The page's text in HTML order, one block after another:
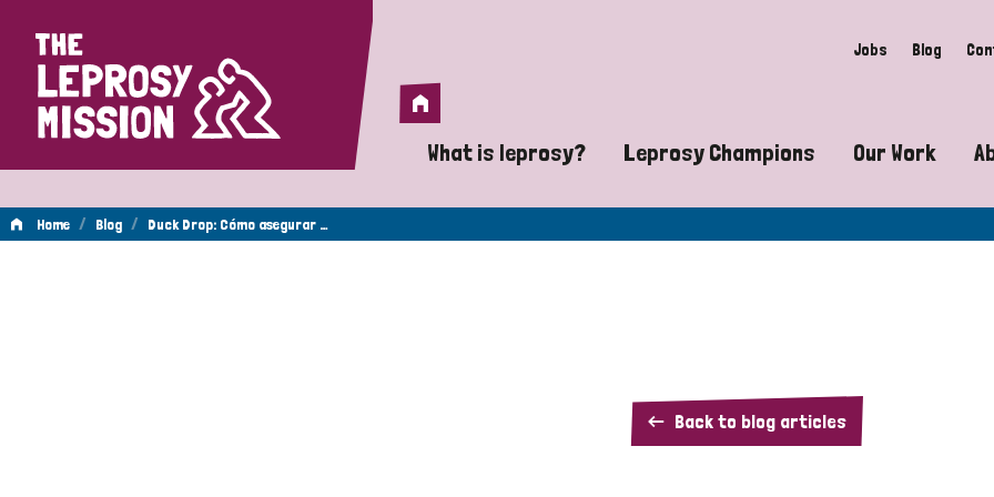
Home Jobs Blog
Home
What is leprosy?
A guide to leprosy-related disabilities
Does leprosy still exist?
Leprosy Champions
Exposing the myths around
World Leprosy Day 2026
Our Work
Advocacy
Home / Blog / Duck Drop: Cómo asegurar …
Back to blog articles
Duck